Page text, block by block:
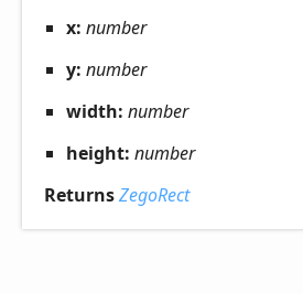
x: number
y: number
width: number
height: number
ReturnsZegoRect